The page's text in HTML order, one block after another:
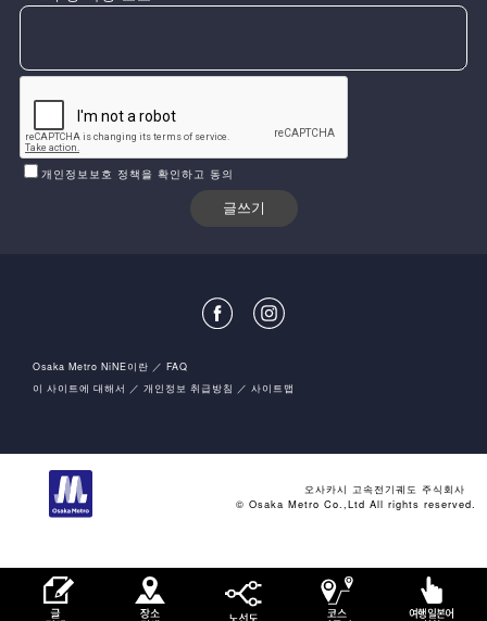
개인정보보호 정책을 확인하고 동의
Osaka Metro NiNE이란
FAQ
이 사이트에 대해서
개인정보 취급방침 사이트맵
오사카시 고속전기궤도 주식회사
© Osaka Metro Co.,Ltd All rights reserved.